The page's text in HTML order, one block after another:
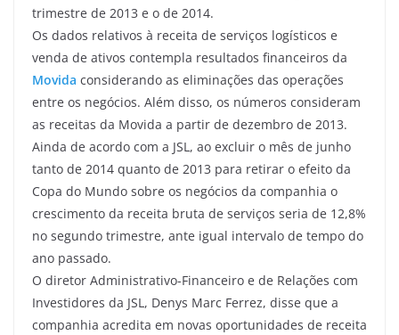
trimestre de 2013 e o de 2014.
Os dados relativos à receita de serviços logísticos e
venda de ativos contempla resultados financeiros da
Movida considerando as eliminações das operações
entre os negócios. Além disso, os números consideram
as receitas da Movida a partir de dezembro de 2013.
Ainda de acordo com a JSL, ao excluir o mês de junho
tanto de 2014 quanto de 2013 para retirar o efeito da
Copa do Mundo sobre os negócios da companhia o
crescimento da receita bruta de serviços seria de 12,8%
no segundo trimestre, ante igual intervalo de tempo do
ano passado.
O diretor Administrativo-Financeiro e de Relações com
Investidores da JSL, Denys Marc Ferrez, disse que a
companhia acredita em novas oportunidades de receita